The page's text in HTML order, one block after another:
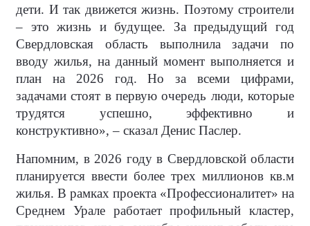
дети. И так движется жизнь. Поэтому строители
– это жизнь и будущее. За предыдущий год
Свердловская область выполнила задачи по
вводу жилья, на данный момент выполняется и
план на 2026 год. Но за всеми цифрами,
задачами стоят в первую очередь люди, которые
трудятся успешно, эффективно и
конструктивно», – сказал Денис Паслер.
Напомним, в 2026 году в Свердловской области
планируется ввести более трех миллионов кв.м
жилья. В рамках проекта «Профессионалитет» на
Среднем Урале работает профильный кластер,